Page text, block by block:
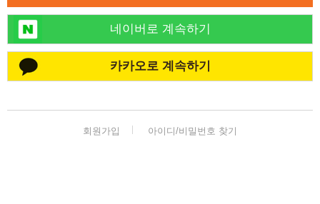
네이버로 계속하기
카카오로 계속하기
회원가입 아이디/비밀번호 찾기